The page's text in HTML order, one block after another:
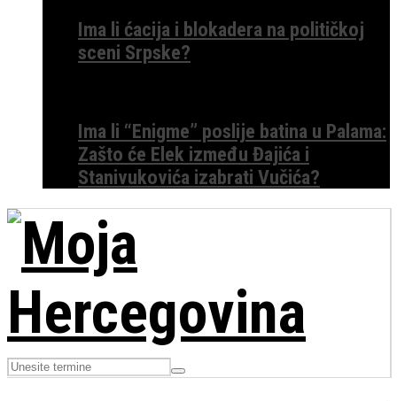
Ima li ćacija i blokadera na političkoj
sceni Srpske?
Ima li “Enigme” poslije batina u Palama:
Zašto će Elek između Đajića i
Stanivukovića izabrati Vučića?